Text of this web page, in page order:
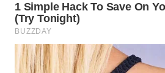
WN
INDRAMAYU
WN
KUNINGAN